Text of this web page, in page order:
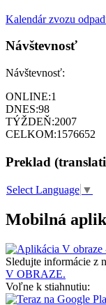
Kalendár zvozu
Návštevnosť
Návštevnosť:
ONLINE:1
DNES:98
TÝŽDEŇ:2007
CELKOM:1576652
Preklad
Select Language ▼
Mobilná
Sledujte informácie z
V OBRAZE.
Voľne k stiahnutiu: